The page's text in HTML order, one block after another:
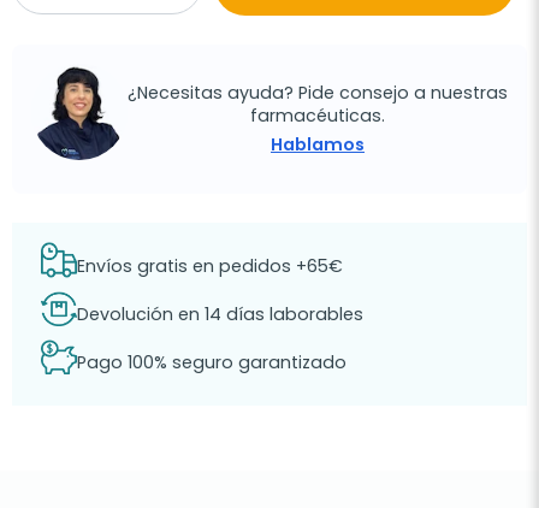
¿Necesitas ayuda? Pide consejo a nuestras
farmacéuticas.
Hablamos
Envíos gratis en pedidos +65€
Devolución en 14 días laborables
Pago 100% seguro garantizado